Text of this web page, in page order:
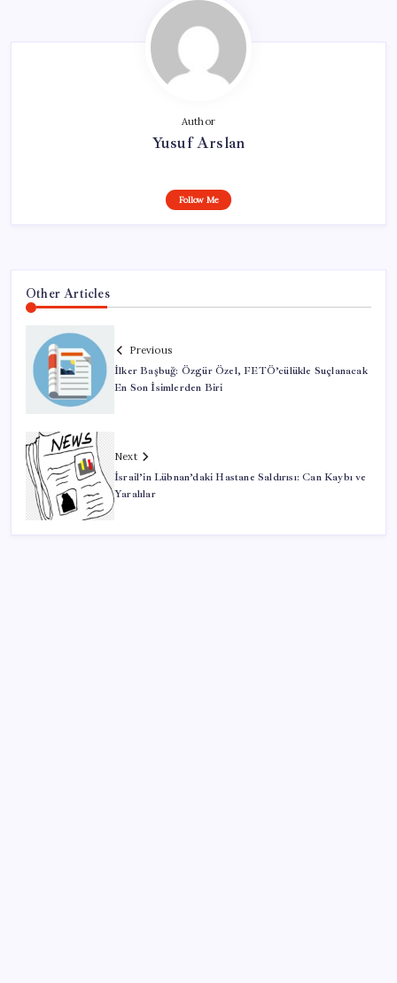
Author
Yusuf Arslan
Follow Me
Other Articles
Previous
İlker Başbuğ: Özgür Özel, FETÖ’cülükle Suçlanacak
En Son İsimlerden Biri
Next
İsrail’in Lübnan’daki Hastane Saldırısı: Can Kaybı ve
Yaralılar